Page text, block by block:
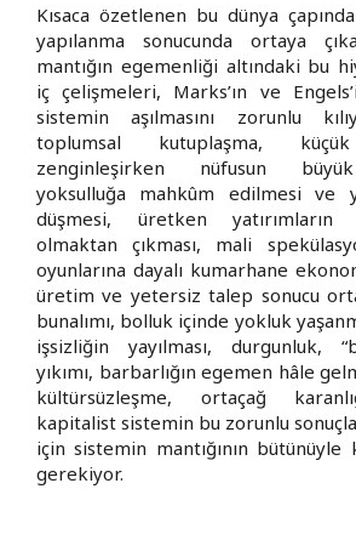
Kısaca özetlenen bu dünya
yapılanma sonucunda ortaya
mantığın egemenliği altındaki bu
iç çelişmeleri, Marks’ın ve
sistemin aşılmasını zorunlu
toplumsal kutuplaşma,
zenginleşirken nüfusun
yoksulluğa mahkûm edilmesi ve
düşmesi, üretken
olmaktan çıkması, mali
oyunlarına dayalı kumarhane
üretim ve yetersiz talep sonucu
bunalımı, bolluk içinde yokluk
işsizliğin yayılması, durgunluk,
yıkımı, barbarlığın egemen hâle
kültürsüzleşme, ortaçağ
kapitalist sistemin bu zorunlu
için sistemin mantığının bütünüyle
gerekiyor.